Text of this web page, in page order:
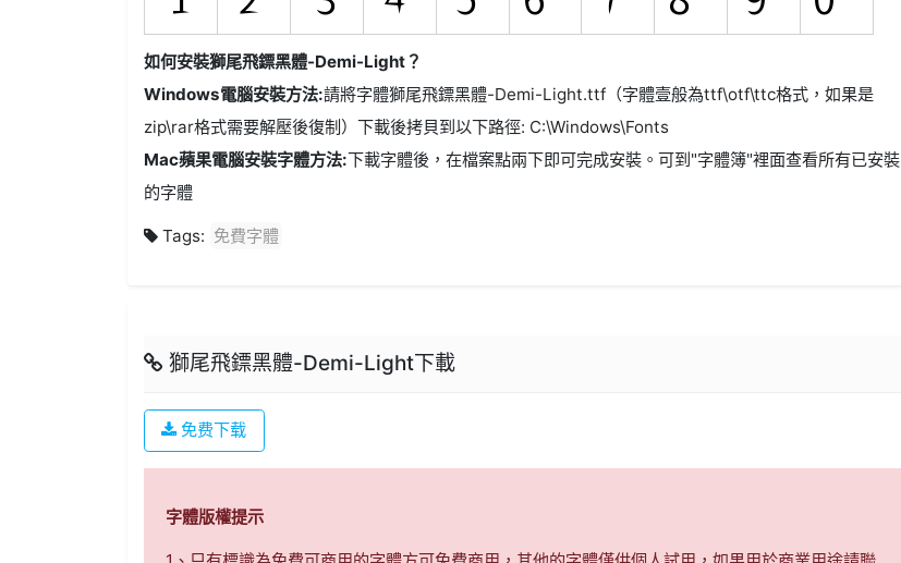
如何安裝獅尾飛鏢黑體-Demi-Light？
Windows電腦安裝方法:請將字體獅尾飛鏢黑體-Demi-Light.ttf（字體壹般為ttf\otf\ttc格式，如果是
zip\rar格式需要解壓後復制）下載後拷貝到以下路徑: C:\Windows\Fonts
Mac蘋果電腦安裝字體方法:下載字體後，在檔案點兩下即可完成安裝。可到"字體簿"裡面查看所有已安裝
的字體
Tags: 免費字體
獅尾飛鏢黑體-Demi-Light下載
免费下载
字體版權提示